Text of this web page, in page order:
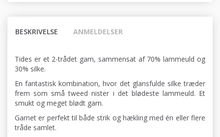
BESKRIVELSE ANMELDELSER
Tides er et 2-trådet garn, sammensat af 70% lammeuld og
30% silke.
En fantastisk kombination, hvor det glansfulde silke træder
frem som små tweed nister i det blødeste lammeuld. Et
smukt og meget blødt garn.
Garnet er perfekt til både strik og hækling med én eller flere
tråde samlet.